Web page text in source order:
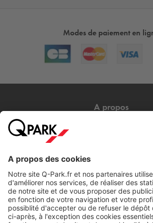
Modes de paiement en
A propos
Nos services